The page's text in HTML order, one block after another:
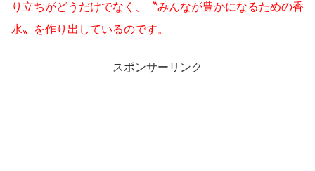
り立ちがどうだけでなく、〝みんなが豊かになるための香
水〟を作り出しているのです。
スポンサーリンク